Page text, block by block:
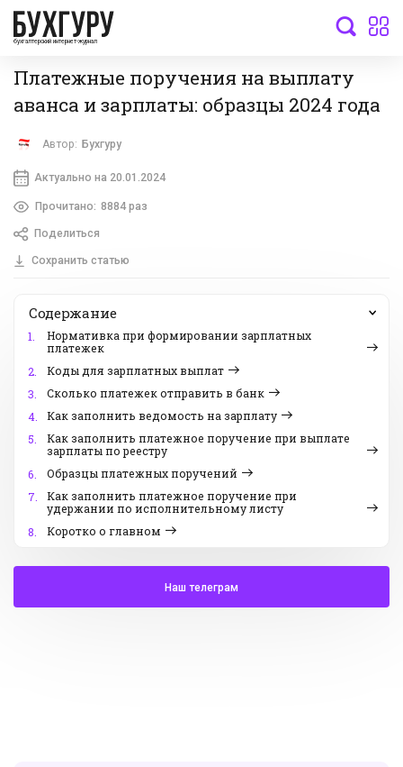
бухгалтерский интернет-журнал
Платежные поручения на выплату
аванса и зарплаты: образцы 2024 года
Автор: Бухгуру
Актуально на 20.01.2024
Прочитано: 8884 раз
Поделиться
Сохранить статью
Содержание
1.
Нормативка при формировании зарплатных
платежек
2.
Коды для зарплатных выплат
3.
Сколько платежек отправить в банк
4.
Как заполнить ведомость на зарплату
5.
Как заполнить платежное поручение при выплате
зарплаты по реестру
6.
Образцы платежных поручений
7.
Как заполнить платежное поручение при
удержании по исполнительному листу
8.
Коротко о главном
Наш телеграм